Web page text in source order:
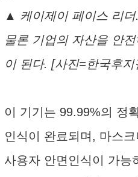
▲ 케이제이 페이스 리
물론 기업의 자산을 안
이 된다. [사진=한국후지
이 기기는 99.99%의 정
인식이 완료되며, 마스
사용자 안면인식이 가능